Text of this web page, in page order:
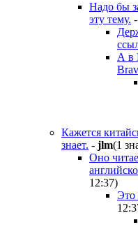
Надо бы
эту тему. -
А в
Кажется
знает. - jlm(1
Оно
12:37)
Это